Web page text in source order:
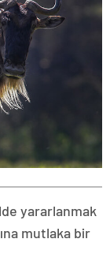
yararlanmak
mutlaka bir